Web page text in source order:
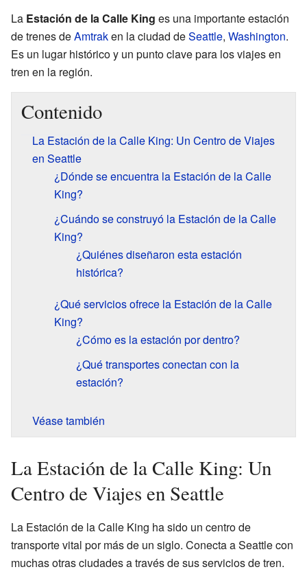
La Estación de la Calle King es una importante estación
de trenes deAmtraken la ciudad deSeattle, Washington.
Es un lugar histórico y un punto clave para los viajes en
tren en la región.
Contenido
La Estación de la Calle King: Un Centro de Viajes
en Seattle
¿Dónde se encuentra la Estación de la Calle
King?
¿Cuándo se construyó la Estación de la Calle
King?
¿Quiénes diseñaron esta estación
histórica?
¿Qué servicios ofrece la Estación de la Calle
King?
¿Cómo es la estación por dentro?
¿Qué transportes conectan con la
estación?
Véase también
La Estación de la Calle King: Un
Centro de Viajes en Seattle
La Estación de la Calle King ha sido un centro de
transporte vital por más de un siglo. Conecta a Seattle con
muchas otras ciudades a través de sus servicios de tren.